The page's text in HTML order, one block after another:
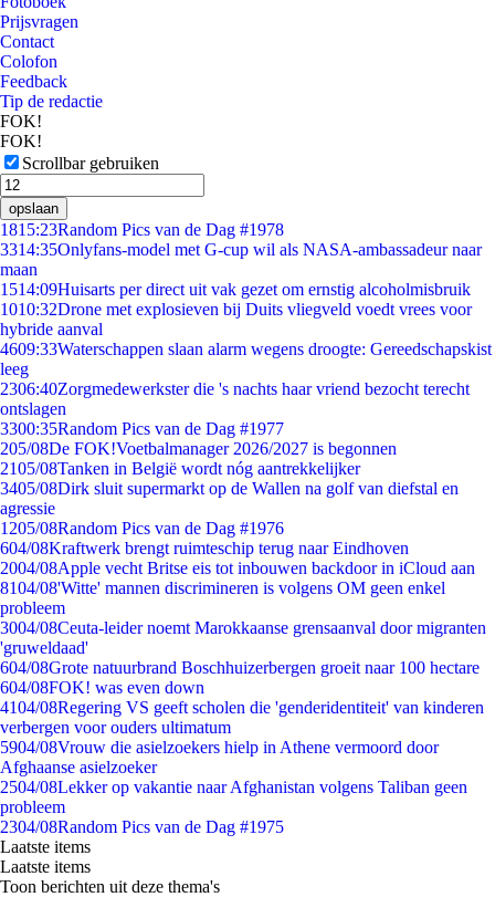
Prijsvragen
Contact
Colofon
Feedback
Tip de redactie
FOK!
FOK!
Scrollbar gebruiken
opslaan
1815:23Random Pics van de Dag #1978
3314:35Onlyfans-model met G-cup wil als NASA-ambassadeur naar
maan
1514:09Huisarts per direct uit vak gezet om ernstig alcoholmisbruik
1010:32Drone met explosieven bij Duits vliegveld voedt vrees voor
hybride aanval
4609:33Waterschappen slaan alarm wegens droogte: Gereedschapskist
leeg
2306:40Zorgmedewerkster die 's nachts haar vriend bezocht terecht
ontslagen
3300:35Random Pics van de Dag #1977
205/08De FOK!Voetbalmanager 2026/2027 is begonnen
2105/08Tanken in België wordt nóg aantrekkelijker
3405/08Dirk sluit supermarkt op de Wallen na golf van diefstal en
agressie
1205/08Random Pics van de Dag #1976
604/08Kraftwerk brengt ruimteschip terug naar Eindhoven
2004/08Apple vecht Britse eis tot inbouwen backdoor in iCloud aan
8104/08'Witte' mannen discrimineren is volgens OM geen enkel
probleem
3004/08Ceuta-leider noemt Marokkaanse grensaanval door migranten
'gruweldaad'
604/08Grote natuurbrand Boschhuizerbergen groeit naar 100 hectare
604/08FOK! was even down
4104/08Regering VS geeft scholen die 'genderidentiteit' van kinderen
verbergen voor ouders ultimatum
5904/08Vrouw die asielzoekers hielp in Athene vermoord door
Afghaanse asielzoeker
2504/08Lekker op vakantie naar Afghanistan volgens Taliban geen
probleem
2304/08Random Pics van de Dag #1975
Laatste items
Laatste items
Toon berichten uit deze thema's